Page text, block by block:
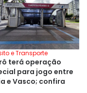
e Transporte
terá operação
para jogo entre
e Vasco; confira